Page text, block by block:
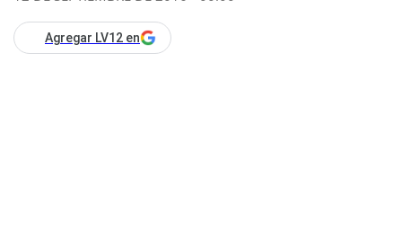
Agregar LV12 en